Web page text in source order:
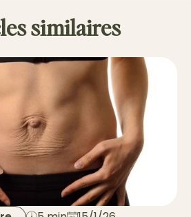
similaires